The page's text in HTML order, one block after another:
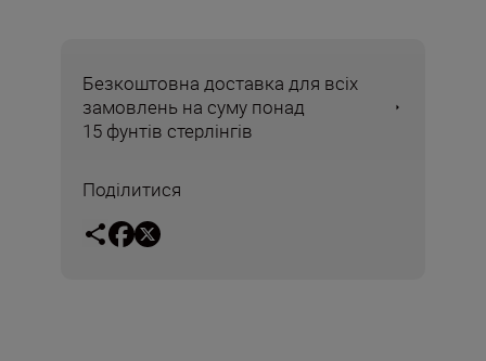
Безкоштовна доставка для всіх
замовлень на суму понад
15 фунтів стерлінгів
Поділитися